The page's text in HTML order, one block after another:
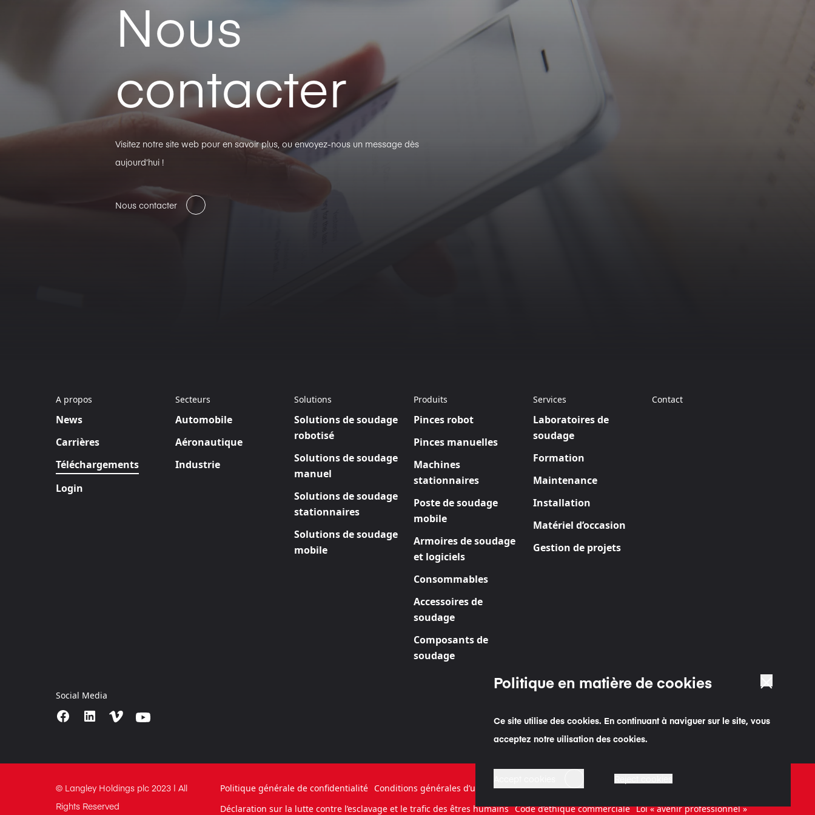
Politique en matière de cookies
Ce site utilise des cookies. En continuant à naviguer sur le site, vous
acceptez notre uilisation des cookies.
Nous
contacter
Visitez notre site web pour en savoir plus, ou envoyez-nous un message dès
aujourd’hui !
Nous contacter
A propos
News
Carrières
Téléchargements
Login
Secteurs
Automobile
Aéronautique
Industrie
Solutions
Solutions de soudage
robotisé
Solutions de soudage
manuel
Solutions de soudage
stationnaires
Solutions de soudage
mobile
Produits
Pinces robot
Pinces manuelles
Machines
stationnaires
Poste de soudage
mobile
Armoires de soudage
et logiciels
Consommables
Accessoires de
soudage
Composants de
soudage
Services
Laboratoires de
soudage
Formation
Maintenance
Installation
Matériel d’occasion
Gestion de projets
Contact
Social Media
© Langley Holdings plc 2023 | All
Rights Reserved
Politique générale de confidentialité Conditions générales d’utilisation Politique en matière de cookies
Déclaration sur la lutte contre l’esclavage et le trafic des êtres humains Code d’éthique commerciale Loi « avenir professionnel »